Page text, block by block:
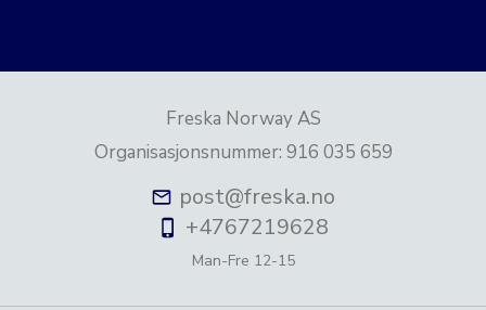
Freska Norway AS
Organisasjonsnummer: 916 035 659
post@freska.no
+4767219628
Man-Fre 12-15